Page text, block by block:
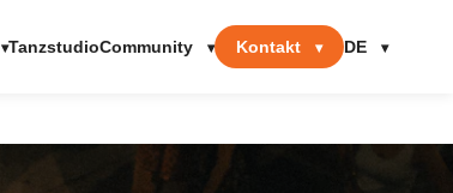
▾TanzstudioCommunity ▾ Kontakt ▾ DE ▾